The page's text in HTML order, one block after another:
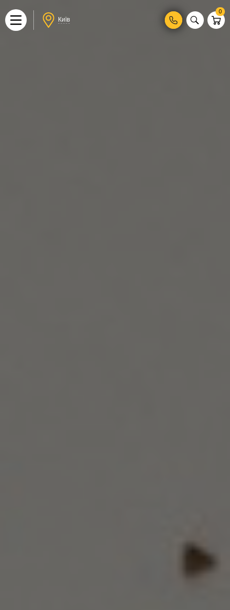
Київ
0